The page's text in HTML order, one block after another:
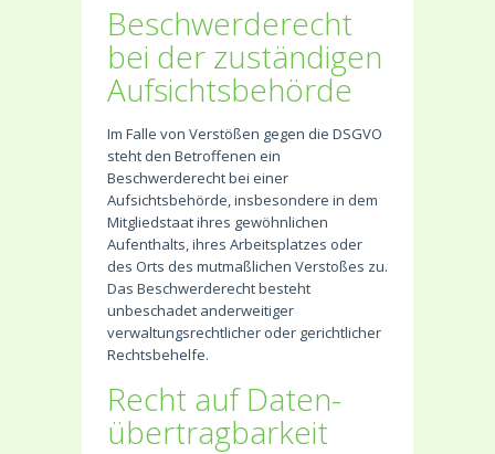
Beschwerde­recht
bei der zuständigen
Aufsichts­behörde
Im Falle von Verstößen gegen die DSGVO
steht den Betroffenen ein
Beschwerderecht bei einer
Aufsichtsbehörde, insbesondere in dem
Mitgliedstaat ihres gewöhnlichen
Aufenthalts, ihres Arbeitsplatzes oder
des Orts des mutmaßlichen Verstoßes zu.
Das Beschwerderecht besteht
unbeschadet anderweitiger
verwaltungsrechtlicher oder gerichtlicher
Rechtsbehelfe.
Recht auf Daten­
übertrag­barkeit